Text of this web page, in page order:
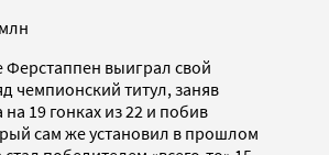
Ферстаппен выиграл свой
чемпионский титул, заняв
19 гонках из 22 и побив
сам же установил в прошлом